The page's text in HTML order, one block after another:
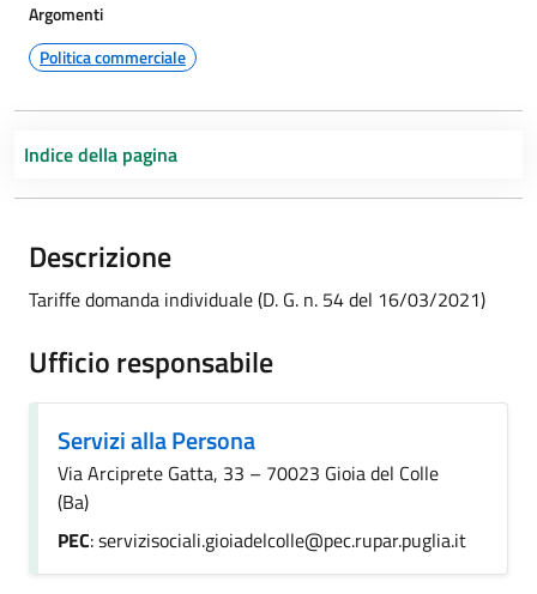
Argomenti
Politica commerciale
Indice della pagina
Descrizione
Tariffe domanda individuale (D. G. n. 54 del 16/03/2021)
Ufficio responsabile
Servizi alla Persona
Via Arciprete Gatta, 33 – 70023 Gioia del Colle
(Ba)
PEC: servizisociali.gioiadelcolle@pec.rupar.puglia.it